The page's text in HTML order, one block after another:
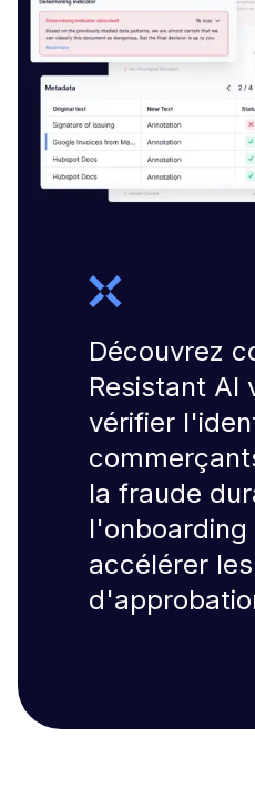
Découvrez
Resistant AI
vérifier
la fraude
l'onboarding
accélérer